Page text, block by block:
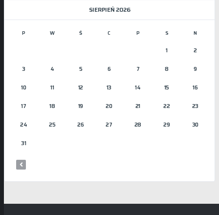
SIERPIEŃ 2026
P W Ś C P S N
1 2
3 4 5 6 7 8 9
10 11 12 13 14 15 16
17 18 19 20 21 22 23
24 25 26 27 28 29 30
31